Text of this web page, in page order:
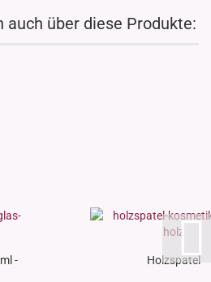
auch über diese Produkte:
-
Holzspatel